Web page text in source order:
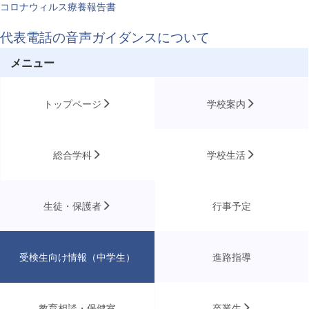
コロナウィルス療養報告書
代表電話の音声ガイダンスについて
メニュー
トップページ 学校案内
総合学科 学校生活
生徒・保護者 行事予定
受検生向け情報（中学生） 進路指導